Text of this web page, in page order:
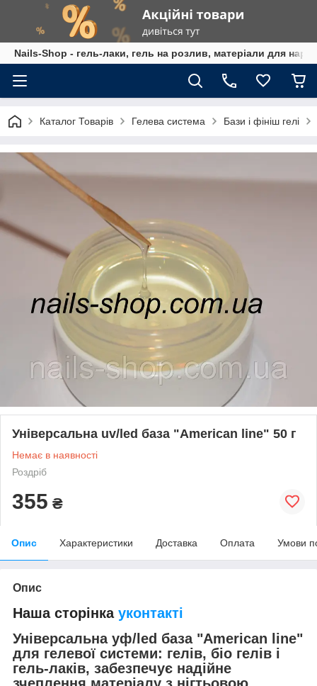
Nails-Shop - гель-лаки, гель на розлив, матеріали для
Каталог Товарів Гелева система Бази і фініш гелі
Універсальна uv/led база "American line" 50 г
Немає в наявності
Роздріб
355 ₴
Опис Характеристики Доставка Оплата Умови
Опис
Наша сторінка уконтакті
Універсальна уф/led база "American line"
для гелевої системи: гелів, біо гелів і
гель-лаків, забезпечує надійне